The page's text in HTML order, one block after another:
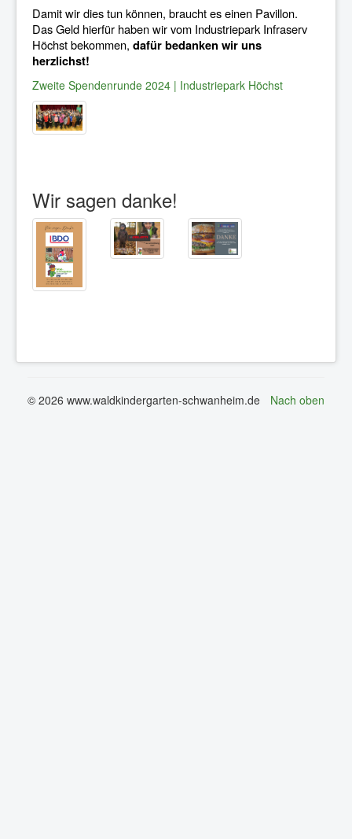
Damit wir dies tun können, braucht es einen Pavillon.
Das Geld hierfür haben wir vom Industriepark Infraserv
Höchst bekommen, dafür bedanken wir uns
herzlichst!
Zweite Spendenrunde 2024 | Industriepark Höchst
Wir sagen danke!
© 2026 www.waldkindergarten-schwanheim.de Nach oben